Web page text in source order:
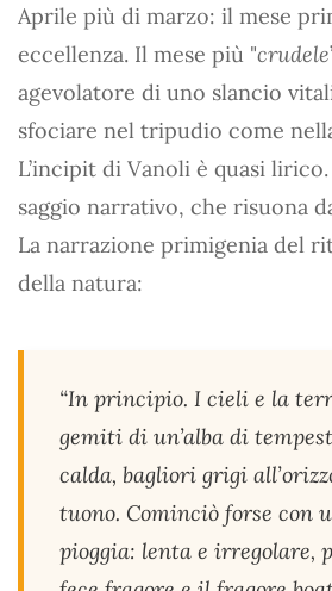
Aprile più di marzo: il mese
eccellenza. Il mese più "crudele
agevolatore di uno slancio
sfociare nel tripudio come
L’incipit di Vanoli è quasi
saggio narrativo, che risuona
La narrazione primigenia del
della natura:
“In principio. I cieli e la
gemiti di un’alba di
calda, bagliori grigi
tuono. Cominciò forse con
pioggia: lenta e irregolare,